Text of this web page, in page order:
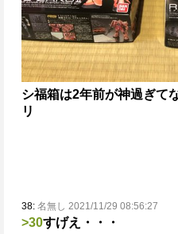
シ福箱は2年前が神過ぎて
リ
38: 名無し 2021/11/29 08:56:27
>30すげえ・・・